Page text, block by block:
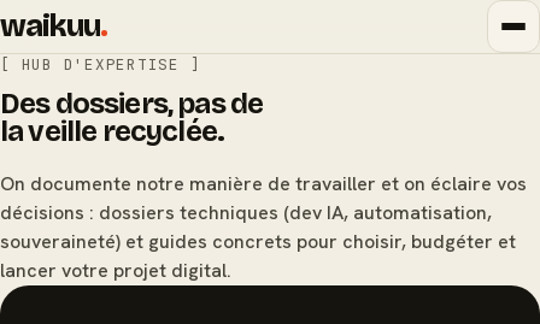
waikuu.
[ HUB D'EXPERTISE ]
Des dossiers, pas de
la veille recyclée.
On documente notre manière de travailler et on éclaire vos
décisions : dossiers techniques (dev IA, automatisation,
souveraineté) et guides concrets pour choisir, budgéter et
lancer votre projet digital.